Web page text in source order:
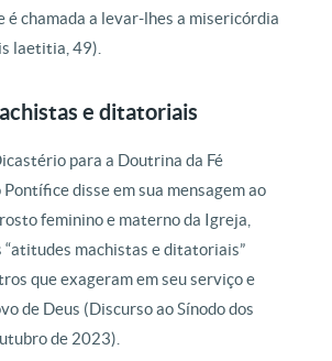
é chamada a levar-lhes a misericórdia
laetitia, 49).
e ditatoriais
para a Doutrina da Fé
Pontífice disse em sua mensagem ao
feminino e materno da Igreja,
“atitudes machistas e ditatoriais”
que exageram em seu serviço e
de Deus (Discurso ao Sínodo dos
de 2023).